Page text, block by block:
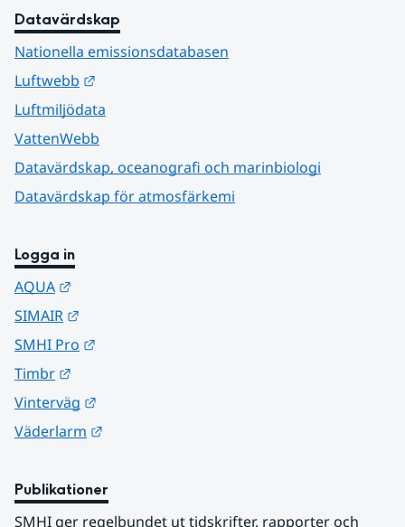
Datavärdskap
Nationella emissionsdatabasen
Luftwebb
Luftmiljödata
VattenWebb
Datavärdskap, oceanografi och marinbiologi
Datavärdskap för atmosfärkemi
Logga in
AQUA
SIMAIR
SMHI Pro
Timbr
Vinterväg
Väderlarm
Publikationer
SMHI ger regelbundet ut tidskrifter, rapporter och